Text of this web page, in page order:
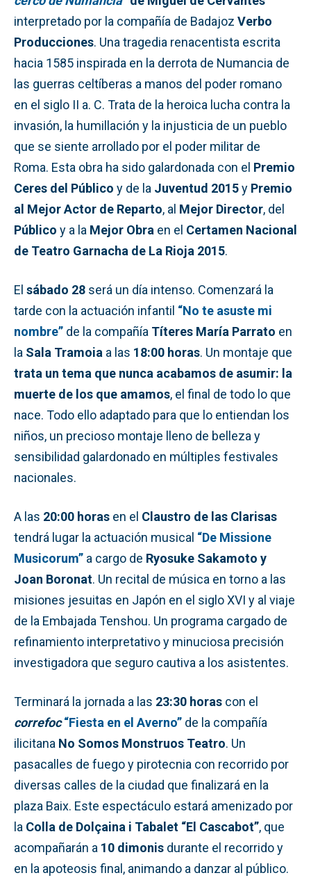
interpretado por la compañía de Badajoz Verbo
Producciones. Una tragedia renacentista escrita
hacia 1585 inspirada en la derrota de Numancia de
las guerras celtíberas a manos del poder romano
en el siglo II a. C. Trata de la heroica lucha contra la
invasión, la humillación y la injusticia de un pueblo
que se siente arrollado por el poder militar de
Roma. Esta obra ha sido galardonada con el Premio
Ceres del Público y de la Juventud 2015y Premio
al Mejor Actor de Reparto, al Mejor Director, del
Público y a la Mejor Obra en el Certamen Nacional
de Teatro Garnacha de La Rioja 2015.
El sábado 28 será un día intenso. Comenzará la
tarde con la actuación infantil “No te asuste mi
nombre” de la compañía Títeres María Parrato en
la Sala Tramoia a las 18:00 horas. Un montaje que
trata un tema que nunca acabamos de asumir: la
muerte de los que amamos, el final de todo lo que
nace. Todo ello adaptado para que lo entiendan los
niños, un precioso montaje lleno de belleza y
sensibilidad galardonado en múltiples festivales
nacionales.
A las 20:00 horas en el Claustro de las Clarisas
tendrá lugar la actuación musical “De Missione
Musicorum” a cargo de Ryosuke Sakamoto y
Joan Boronat. Un recital de música en torno a las
misiones jesuitas en Japón en el siglo XVI y al viaje
de la Embajada Tenshou. Un programa cargado de
refinamiento interpretativo y minuciosa precisión
investigadora que seguro cautiva a los asistentes.
Terminará la jornada a las 23:30 horas con el
correfoc “Fiesta en el Averno” de la compañía
ilicitana No Somos Monstruos Teatro. Un
pasacalles de fuego y pirotecnia con recorrido por
diversas calles de la ciudad que finalizará en la
plaza Baix. Este espectáculo estará amenizado por
la Colla de Dolçaina i Tabalet “El Cascabot”, que
acompañarán a 10 dimonis durante el recorrido y
en la apoteosis final, animando a danzar al público.